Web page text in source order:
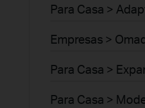
Para Casa >
Empresas >
Para Casa >
Para Casa >